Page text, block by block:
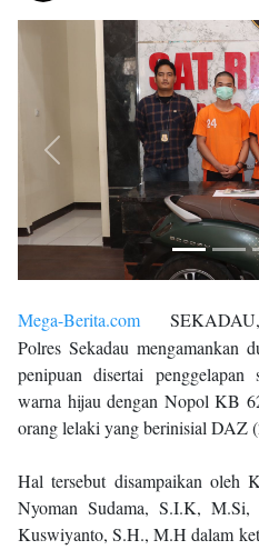
Previous
Mega-Berita.com SEKADAU,
Polres Sekadau mengamankan
penipuan disertai
warna hijau dengan Nopol KB
orang lelaki yang berinisial DAZ
Hal tersebut disampaikan oleh
Nyoman Sudama, S.I.K,
Kuswiyanto, S.H., M.H dalam